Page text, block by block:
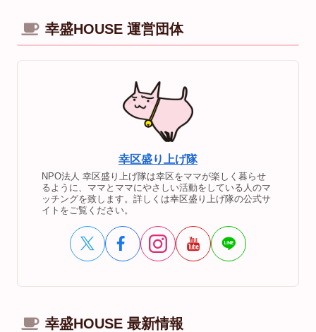
幸盛HOUSE 運営団体
幸区盛り上げ隊
NPO法人 幸区盛り上げ隊は幸区をママが楽しく暮らせ
るように、ママとママにやさしい活動をしている人のマ
ッチングを致します。詳しくは幸区盛り上げ隊の公式サ
イトをご覧ください。
幸盛HOUSE 最新情報